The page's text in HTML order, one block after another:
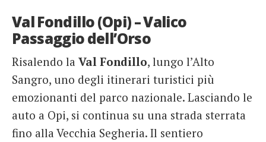
Val Fondillo (Opi) – Valico
Passaggio dell’Orso
Risalendo la Val Fondillo, lungo l’Alto
Sangro, uno degli itinerari turistici più
emozionanti del parco nazionale. Lasciando le
auto a Opi, si continua su una strada sterrata
fino alla Vecchia Segheria. Il sentiero